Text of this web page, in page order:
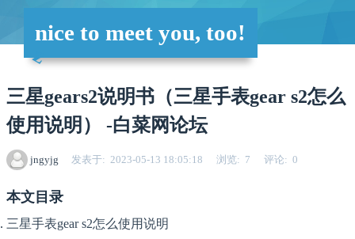
nice to meet you, too!
三星gears2说明书（三星手表gear s2怎么
使用说明） -白菜网论坛
jngyjg 发表于 2023-05-13 18:05:18 浏览 7 评论 0
本文目录
三星手表gear s2怎么使用说明